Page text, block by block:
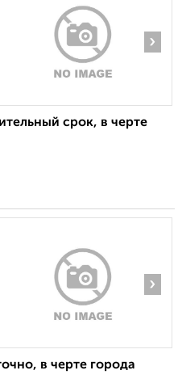
›
срок, в черте
›
в черте города